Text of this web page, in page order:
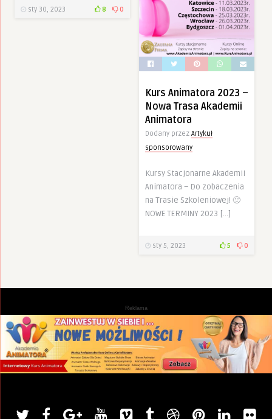
sty 30, 2023 8 0
Kurs Animatora 2023 –
Nowa Trasa Akademii
Animatora
Dodany przez Artykuł
sponsorowany
Kursy Stacjonarne Akademii
Animatora – Do zobaczenia
na Trasie Szkoleniowej! 🙂
NOWE TERMINY 2023 […]
sty 5, 2023 5 0
Reklama